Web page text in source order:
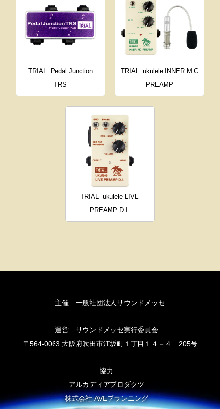
TRIAL
Pedal Junction
TRS
TRIAL
ukulele INNER MIC
PREAMP
TRIAL ukulele LIVE
PREAMP D.I.
主催 一般社団法人サウンドメッセ
運営 サウンドメッセ実行委員会
〒564-0063 大阪府吹田市江坂町１丁目１４－４ 205号
協力
アルカディアプロダクツ
株式会社 AVEプランニング